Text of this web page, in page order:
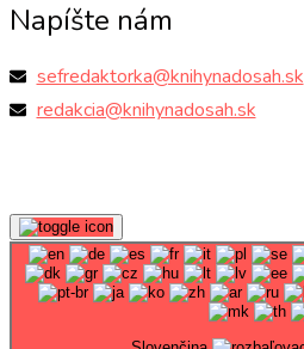
Napíšte nám
sefredaktorka@knihynadosah.sk
redakcia@knihynadosah.sk